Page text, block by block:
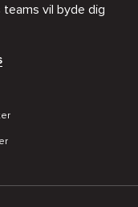
vil byde dig